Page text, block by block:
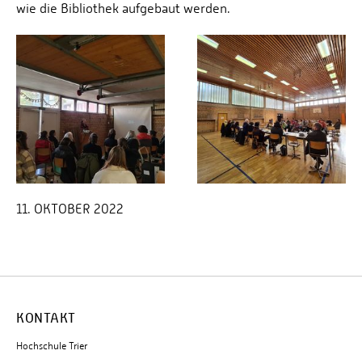
wie die Bibliothek aufgebaut werden.
11. OKTOBER 2022
KONTAKT
Hochschule Trier